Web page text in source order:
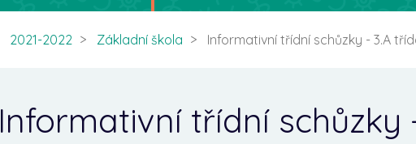
2021-2022 Základní škola Informativní třídní schůzky - 3.A
Informativní třídní schůzky